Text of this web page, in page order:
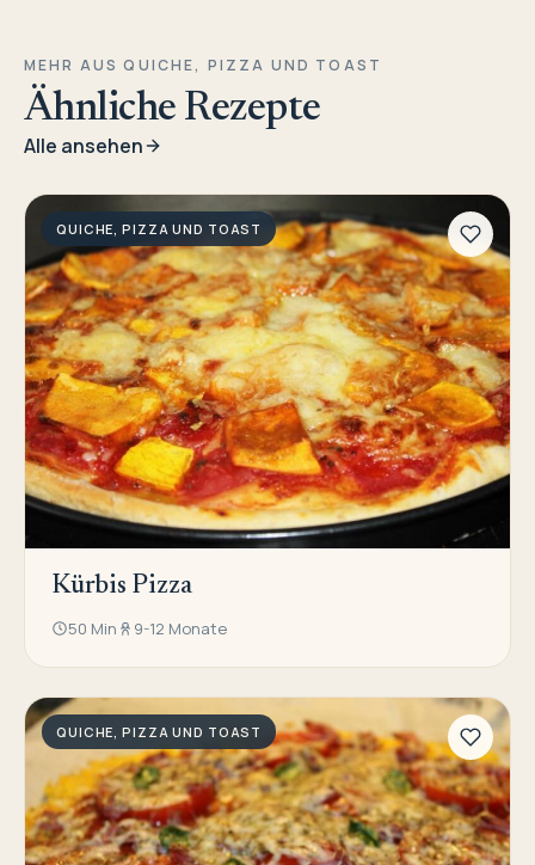
MEHR AUS QUICHE, PIZZA UND TOAST
Ähnliche Rezepte
Alle ansehen
QUICHE, PIZZA UND TOAST
Kürbis Pizza
50 Min 9-12 Monate
QUICHE, PIZZA UND TOAST